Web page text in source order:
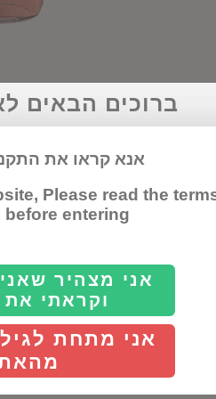
מידע נוסףברוכים הבאים
אנא קראו את
Please read the
entering
וקראתי את